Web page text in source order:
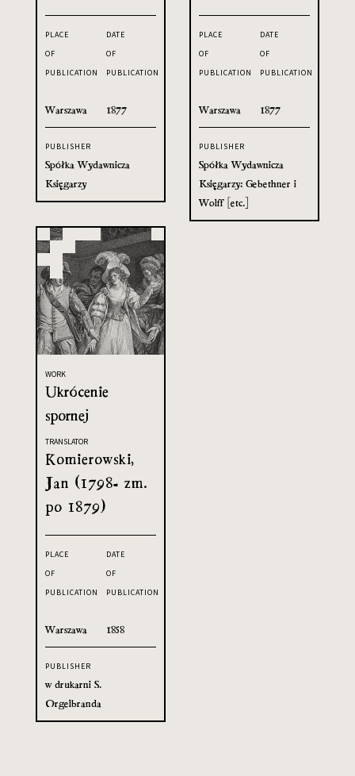
PLACE
OF
PUBLICATION
Warszawa
DATE
OF
PUBLICATION
1877
PUBLISHER
Spółka Wydawnicza
Księgarzy
PLACE
OF
PUBLICATION
Warszawa
DATE
OF
PUBLICATION
1877
PUBLISHER
Spółka Wydawnicza
Księgarzy: Gebethner i
Wolff [etc.]
WORK
Ukrócenie
spornej
TRANSLATOR
Komierowski,
Jan (1798- zm.
po 1879)
PLACE
OF
PUBLICATION
Warszawa
DATE
OF
PUBLICATION
1858
PUBLISHER
w drukarni S.
Orgelbranda